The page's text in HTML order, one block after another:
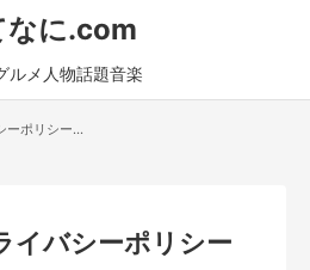
なに.com
ルメ 人物話題音楽
ーポリシー
イバシーポリシー